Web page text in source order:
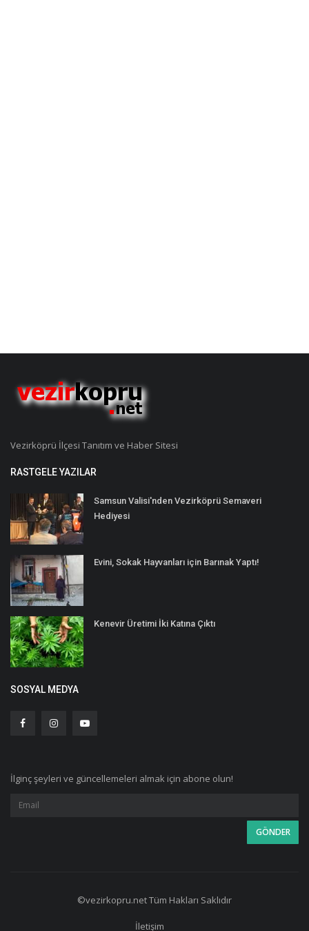
Vezirköprü İlçesi Tanıtım ve Haber Sitesi
RASTGELE YAZILAR
Samsun Valisi'nden Vezirköprü Semaveri
Hediyesi
Evini, Sokak Hayvanları için Barınak Yaptı!
Kenevir Üretimi İki Katına Çıktı
SOSYAL MEDYA
İlginç şeyleri ve güncellemeleri almak için abone olun!
©vezirkopru.net Tüm Hakları Saklıdır
İletişim